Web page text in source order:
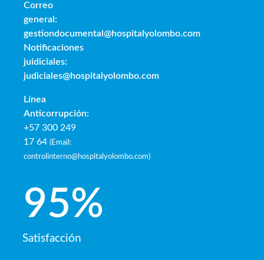
Correo
general:
gestiondocumental@hospitalyolombo.com
Notificaciones
juidiciales:
judiciales@hospitalyolombo.com
Línea
Anticorrupción:
+57 300 249
17 64 (Email:
controlinterno@hospitalyolombo.com)
Satisfacción
95%